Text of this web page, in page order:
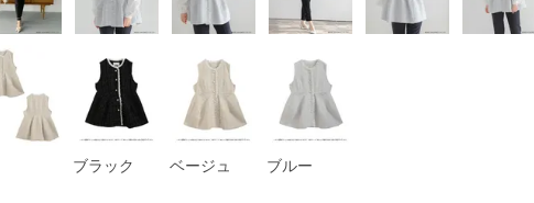
ブラック ベージュ ブルー